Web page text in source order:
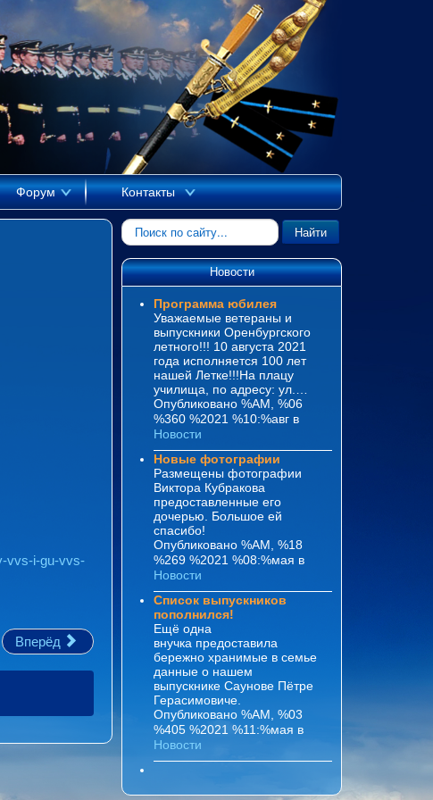
Форум Контакты
vvs-i-gu-vvs-
Вперёд
Искать... Найти
Новости
Программа юбилея
Уважаемые ветераны и
выпускники Оренбургского
летного!!! 10 августа 2021
года исполняется 100 лет
нашей Летке!!!На плацу
училища, по адресу: ул.…
Опубликовано %AM, %06
%360 %2021 %10:%авг в
Новости
Новые фотографии
Размещены фотографии
Виктора Кубракова
предоставленные его
дочерью. Большое ей
спасибо!
Опубликовано %AM, %18
%269 %2021 %08:%мая в
Новости
Список выпускников
пополнился!
Ещё одна
внучка предоставила
бережно хранимые в семье
данные о нашем
выпускнике Саунове Пётре
Герасимовиче.
Опубликовано %AM, %03
%405 %2021 %11:%мая в
Новости